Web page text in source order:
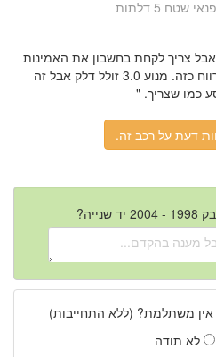
צריך לקחת בחשבון את האמינות
והנוחות שמקבלים ברכב גדול ומרווח כזה. מנוע 3.0 זולל דלק אבל זה
כמו שצריך. "
אין משתלמת? (ללא התחייבות)
לא תודה